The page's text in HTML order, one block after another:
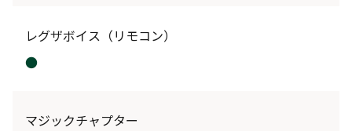
レグザボイス（リモコン）
●
マジックチャプター